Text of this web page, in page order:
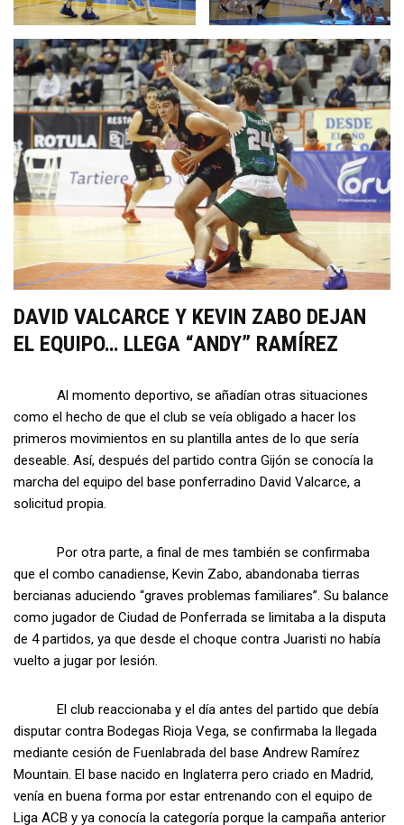
DAVID VALCARCE Y KEVIN ZABO DEJAN
EL EQUIPO… LLEGA “ANDY” RAMÍREZ
Al momento deportivo, se añadían otras situaciones
como el hecho de que el club se veía obligado a hacer los
primeros movimientos en su plantilla antes de lo que sería
deseable. Así, después del partido contra Gijón se conocía la
marcha del equipo del base ponferradino David Valcarce, a
solicitud propia.
Por otra parte, a final de mes también se confirmaba
que el combo canadiense, Kevin Zabo, abandonaba tierras
bercianas aduciendo “graves problemas familiares”. Su balance
como jugador de Ciudad de Ponferrada se limitaba a la disputa
de 4 partidos, ya que desde el choque contra Juaristi no había
vuelto a jugar por lesión.
El club reaccionaba y el día antes del partido que debía
disputar contra Bodegas Rioja Vega, se confirmaba la llegada
mediante cesión de Fuenlabrada del base Andrew Ramírez
Mountain. El base nacido en Inglaterra pero criado en Madrid,
venía en buena forma por estar entrenando con el equipo de
Liga ACB y ya conocía la categoría porque la campaña anterior